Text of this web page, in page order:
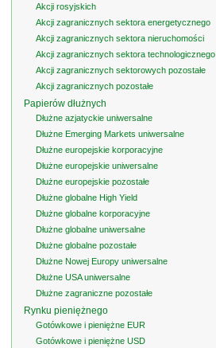
Akcji rosyjskich
Akcji zagranicznych sektora energetycznego
Akcji zagranicznych sektora nieruchomości
Akcji zagranicznych sektora technologicznego
Akcji zagranicznych sektorowych pozostałe
Akcji zagranicznych pozostałe
Papierów dłużnych
Dłużne azjatyckie uniwersalne
Dłużne Emerging Markets uniwersalne
Dłużne europejskie korporacyjne
Dłużne europejskie uniwersalne
Dłużne europejskie pozostałe
Dłużne globalne High Yield
Dłużne globalne korporacyjne
Dłużne globalne uniwersalne
Dłużne globalne pozostałe
Dłużne Nowej Europy uniwersalne
Dłużne USA uniwersalne
Dłużne zagraniczne pozostałe
Rynku pieniężnego
Gotówkowe i pieniężne EUR
Gotówkowe i pieniężne USD